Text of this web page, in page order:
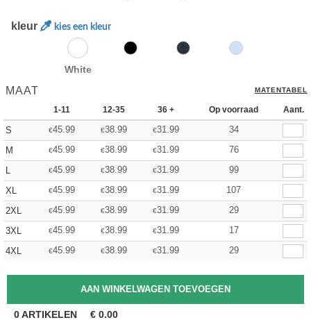
kleur kies een kleur
White
MAAT MATENTABEL
1-11 12-35 36 + Op voorraad Aant.
S €45.99 €38.99 €31.99
34
M
€45.99 €38.99 €31.99
76
L
€45.99 €38.99 €31.99
99
XL
€45.99 €38.99 €31.99
107
2XL
€45.99 €38.99 €31.99
29
3XL
€45.99 €38.99 €31.99
17
4XL
€45.99 €38.99 €31.99 29
0ARTIKELEN € 0.00